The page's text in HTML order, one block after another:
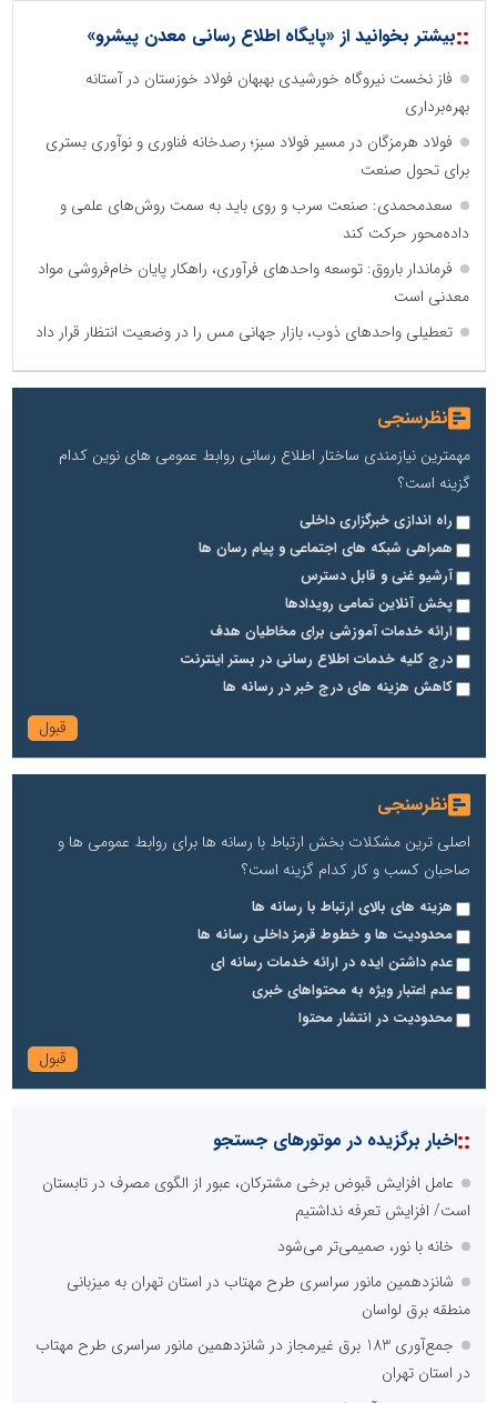
::بیشتر بخوانید از «پایگاه اطلاع رسانی معدن پیشرو»
فاز نخست نیروگاه خورشیدی بهبهان فولاد خوزستان در آستانه
بهره‌برداری
فولاد هرمزگان در مسیر فولاد سبز؛ رصدخانه فناوری و نوآوری بستری
برای تحول صنعت
سعدمحمدی: صنعت سرب و روی باید به سمت روش‌های علمی و
داده‌محور حرکت کند
فرماندار باروق: توسعه واحدهای فرآوری، راهکار پایان خام‌فروشی مواد
معدنی است
تعطیلی واحدهای ذوب، بازار جهانی مس را در وضعیت انتظار قرار داد
نظرسنجی
مهمترین نیازمندی ساختار اطلاع رسانی روابط عمومی های نوین کدام
گزینه است؟
راه اندازی خبرگزاری داخلی
همراهی شبکه های اجتماعی و پیام رسان ها
آرشیو غنی و قابل دسترس
پخش آنلاین تمامی رویدادها
ارائه خدمات آموزشی برای مخاطیان هدف
درج کلیه خدمات اطلاع رسانی در بستر اینترنت
کاهش هزینه های درج خبر در رسانه ها
نظرسنجی
اصلی ترین مشکلات بخش ارتباط با رسانه ها برای روابط عمومی ها و
صاحبان کسب و کار کدام گزینه است؟
هزینه های بالای ارتباط با رسانه ها
محدودیت ها و خطوط قرمز داخلی رسانه ها
عدم داشتن ایده در ارائه خدمات رسانه ای
عدم اعتبار ویژه به محتواهای خبری
محدودیت در انتشار محتوا
::اخبار برگزیده در موتورهای جستجو
عامل افزایش قبوض برخی مشترکان، عبور از الگوی مصرف در تابستان
است/ افزایش تعرفه نداشتیم
خانه با نور، صمیمی‌تر می‌شود
شانزدهمین مانور سراسری طرح مهتاب در استان تهران به میزبانی
منطقه برق لواسان
جمع‌آوری 183 برق غیرمجاز در شانزدهمین مانور سراسری طرح مهتاب
در استان تهران